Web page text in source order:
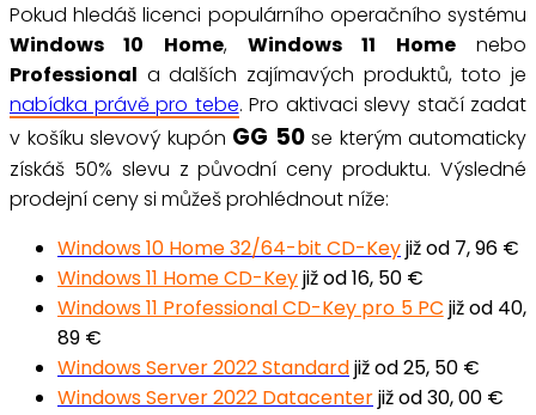
Pokud hledáš licenci populárního operačního systému
Windows 10 Home,Windows 11 Homenebo
Professional a dalších zajímavých produktů, toto je
nabídka právě pro tebe. Pro aktivaci slevy stačí zadat
v košíku slevový kupón GG 50se kterým automaticky
získáš 50% slevu z původní ceny produktu. Výsledné
prodejní ceny si můžeš prohlédnout níže:
Windows 10 Home 32/64-bit CD-Keyjiž od 7, 96 €
Windows 11 Home CD-Keyjiž od 16, 50 €
Windows 11 Professional CD-Key pro 5 PC již od 40,
89 €
Windows Server 2022 Standardjiž od 25, 50 €
Windows Server 2022 Datacenterjiž od 30, 00 €